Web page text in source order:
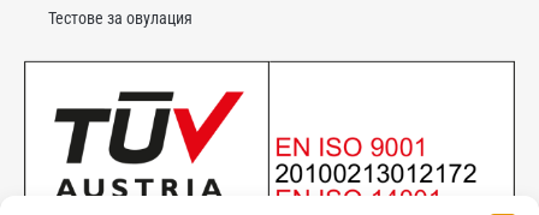
Тестове за овулация